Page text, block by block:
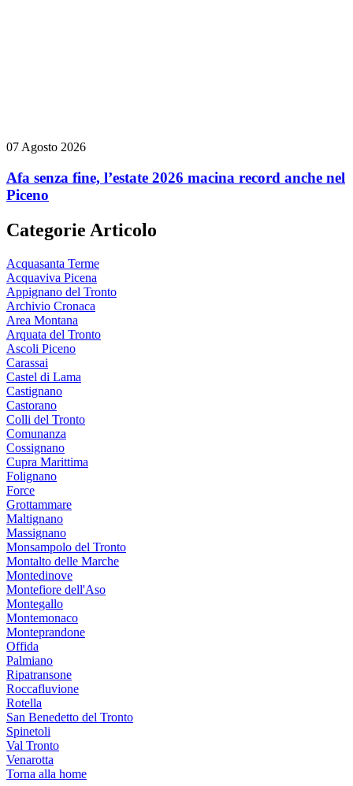
07 Agosto 2026
Afa senza fine, l’estate 2026 macina record anche nel
Piceno
Categorie Articolo
Acquasanta Terme
Acquaviva Picena
Appignano del Tronto
Archivio Cronaca
Area Montana
Arquata del Tronto
Ascoli Piceno
Carassai
Castel di Lama
Castignano
Castorano
Colli del Tronto
Comunanza
Cossignano
Cupra Marittima
Folignano
Force
Grottammare
Maltignano
Massignano
Monsampolo del Tronto
Montalto delle Marche
Montedinove
Montefiore dell'Aso
Montegallo
Montemonaco
Monteprandone
Offida
Palmiano
Ripatransone
Roccafluvione
Rotella
San Benedetto del Tronto
Spinetoli
Val Tronto
Venarotta
Torna alla home